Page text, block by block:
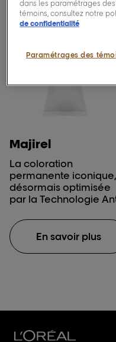
Majirel
La coloration
permanente iconique,
désormais optimisée
par la Technologie
performance couleur
sur laquelle vous
compter, avec
l'ancien Majirel.
En savoir plus
dans les paramétrages des
témoins, consultez notre
de confidentialité
Paramétrages des